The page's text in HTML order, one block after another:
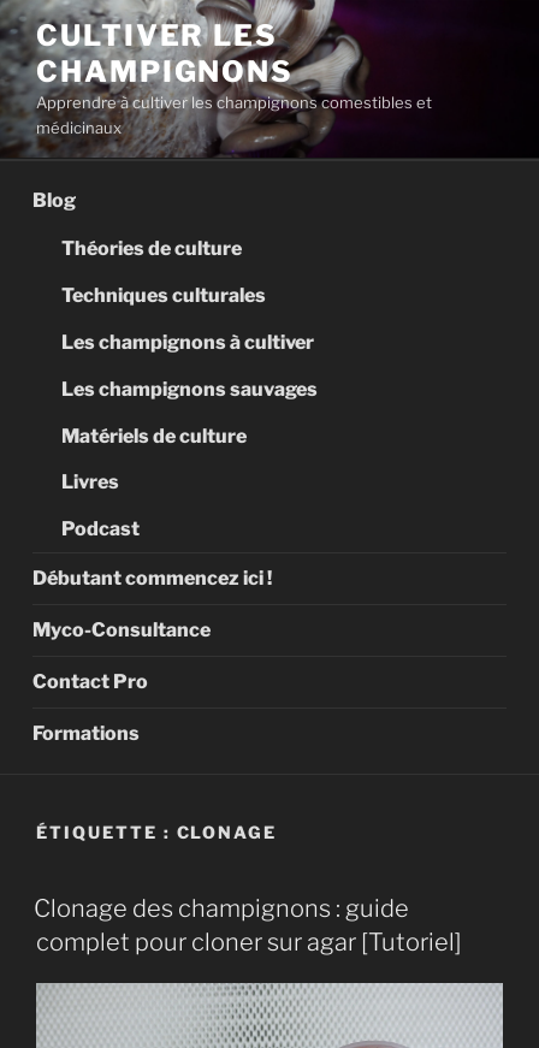
Aller
au
contenu
principal
CULTIVER LES
CHAMPIGNONS
Apprendre à cultiver les champignons comestibles et
médicinaux
Blog
Théories de culture
Techniques culturales
Les champignons à cultiver
Les champignons sauvages
Matériels de culture
Livres
Podcast
Débutant commencez ici !
Myco-Consultance
Contact Pro
Formations
ÉTIQUETTE : CLONAGE
Clonage des champignons : guide
complet pour cloner sur agar [Tutoriel]